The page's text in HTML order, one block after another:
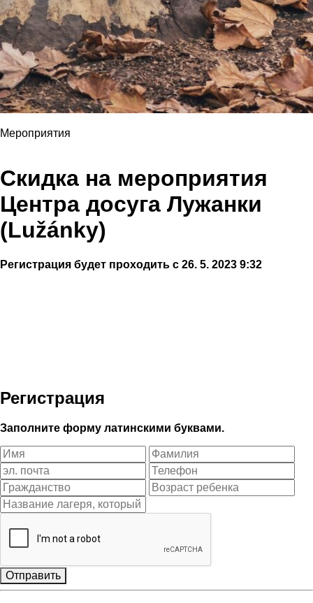
Мероприятия
Скидка на мероприятия
Центра досуга Лужанки
(Lužánky)
Регистрация будет проходить с 26. 5. 2023 9:32
Регистрация
Заполните форму латинскими буквами.
Отправить